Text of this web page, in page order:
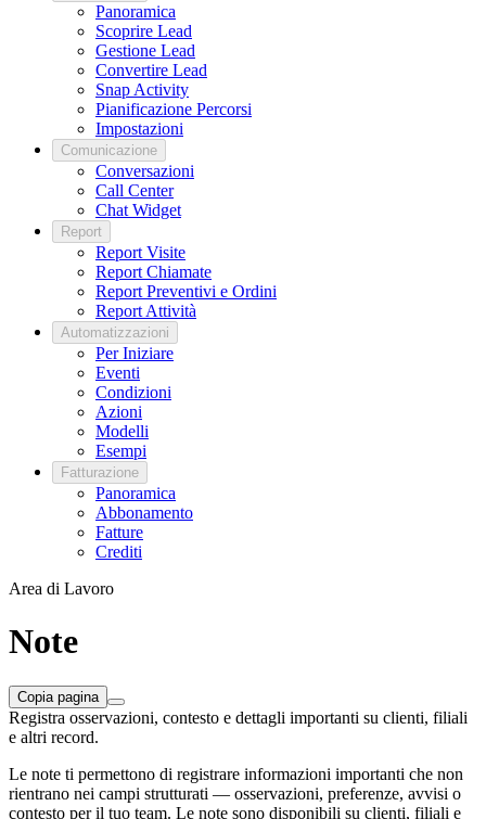
Panoramica
Scoprire Lead
Gestione Lead
Convertire Lead
Snap Activity
Pianificazione Percorsi
Impostazioni
Comunicazione
Conversazioni
Call Center
Chat Widget
Report
Report Visite
Report Chiamate
Report Preventivi e Ordini
Report Attività
Automatizzazioni
Per Iniziare
Eventi
Condizioni
Azioni
Modelli
Esempi
Fatturazione
Panoramica
Abbonamento
Fatture
Crediti
Area di Lavoro
Note
Copia pagina
Registra osservazioni, contesto e dettagli importanti su clienti, filiali
e altri record.
Le note ti permettono di registrare informazioni importanti che non
rientrano nei campi strutturati — osservazioni, preferenze, avvisi o
contesto per il tuo team. Le note sono disponibili su clienti, filiali e